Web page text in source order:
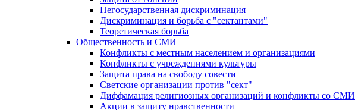
Негосударственная дискриминация
Дискриминация и борьба с "сектантами"
Теоретическая борьба
Общественность и СМИ
Конфликты с местным населением и организациями
Конфликты с учреждениями культуры
Защита права на свободу совести
Светские организации против "сект"
Диффамация религиозных организаций и конфликты со СМИ
Акции в защиту нравственности